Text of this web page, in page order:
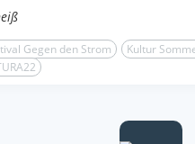
Gegen den Strom Kultur